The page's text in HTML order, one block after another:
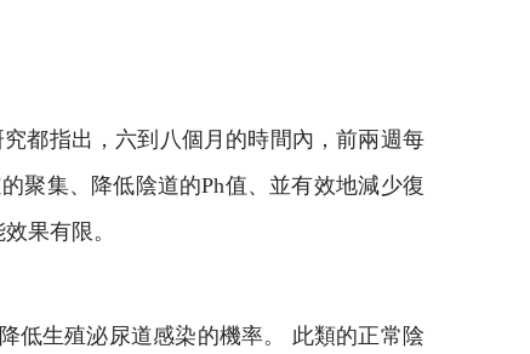
都指出，六到八個月的時間內，前兩週每
聚集、降低陰道的Ph值、並有效地減少復
果有限。
低生殖泌尿道感染的機率。 此類的正常陰